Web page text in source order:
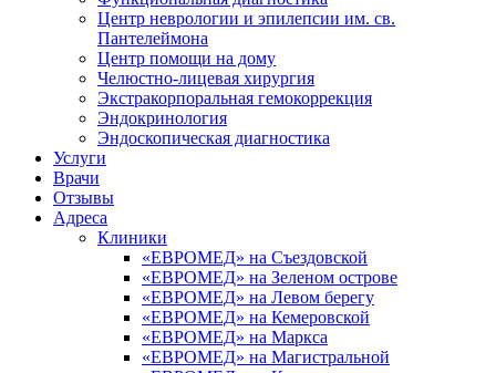
Центр неврологии и эпилепсии им. св.
Пантелеймона
Центр помощи на дому
Челюстно-лицевая хирургия
Экстракорпоральная гемокоррекция
Эндокринология
Эндоскопическая диагностика
Услуги
Врачи
Отзывы
Адреса
Клиники
«ЕВРОМЕД» на Съездовской
«ЕВРОМЕД» на Зеленом острове
«ЕВРОМЕД» на Левом берегу
«ЕВРОМЕД» на Кемеровской
«ЕВРОМЕД» на Маркса
«ЕВРОМЕД» на Магистральной